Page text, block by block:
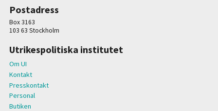
Postadress
Box 3163
103 63 Stockholm
Utrikespolitiska institutet
Om UI
Kontakt
Presskontakt
Personal
Butiken